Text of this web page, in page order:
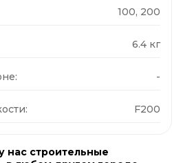
100, 200
6.4 кг
-
F200
нас строительные